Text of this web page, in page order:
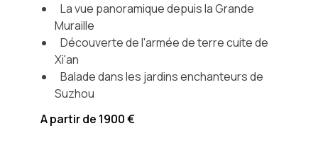
La vue panoramique depuis la Grande
Muraille
Découverte de l'armée de terre cuite de
Xi'an
Balade dans les jardins enchanteurs de
Suzhou
A partir de 1900 €